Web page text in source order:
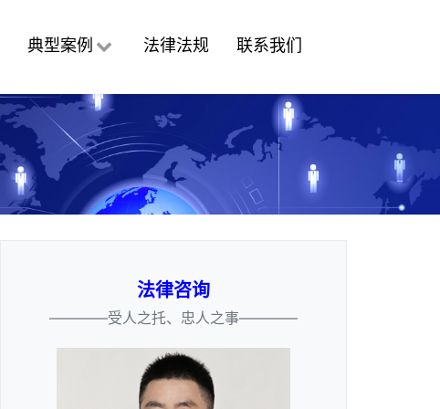
典型案例 法律法规 联系我们
法律咨询
————受人之托、忠人之事————